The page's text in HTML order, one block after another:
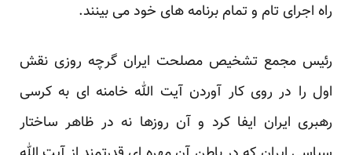
راه اجرای تام و تمام برنامه های خود می بینند.
رئیس مجمع تشخیص مصلحت ایران گرچه روزی نقش
اول را در روی کار آوردن آیت الله خامنه ای به کرسی
رهبری ایران ایفا کرد و آن روزها نه در ظاهر ساختار